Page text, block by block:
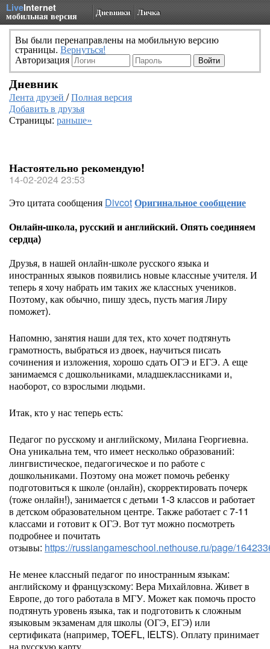
LiveInternet
мобильная версия Дневники Личка
Вы были перенаправлены на мобильную версию
страницы. Вернуться!
Авторизация
Дневник
Лента друзей /Полная версия
Добавить в друзья
Страницы: раньше»
Настоятельно рекомендую!
14-02-2024 23:53
Это цитата сообщения DivcotОригинальное сообщение
Онлайн-школа, русский и английский. Опять соединяем
сердца)
Друзья, в нашей онлайн-школе русского языка и
иностранных языков появились новые классные учителя. И
теперь я хочу набрать им таких же классных учеников.
Поэтому, как обычно, пишу здесь, пусть магия Лиру
поможет).
Напомню, занятия наши для тех, кто хочет подтянуть
грамотность, выбраться из двоек, научиться писать
сочинения и изложения, хорошо сдать ОГЭ и ЕГЭ. А еще
занимаемся с дошкольниками, младшеклассниками и,
наоборот, со взрослыми людьми.
Итак, кто у нас теперь есть:
Педагог по русскому и английскому, Милана Георгиевна.
Она уникальна тем, что имеет несколько образований:
лингвистическое, педагогическое и по работе с
дошкольниками. Поэтому она может помочь ребенку
подготовиться к школе (онлайн), скорректировать почерк
(тоже онлайн!), занимается с детьми 1-3 классов и работает
в детском образовательном центре. Также работает с 7-11
классами и готовит к ОГЭ. Вот тут можно посмотреть
подробнее и почитать
отзывы: https://russiangameschool.nethouse.ru/page/
Не менее классный педагог по иностранным языкам:
английскому и французскому: Вера Михайловна. Живет в
Европе, до того работала в МГУ. Может как помочь просто
подтянуть уровень языка, так и подготовить к сложным
языковым экзаменам для школы (ОГЭ, ЕГЭ) или
сертификата (например, TOEFL, IELTS). Оплату принимает